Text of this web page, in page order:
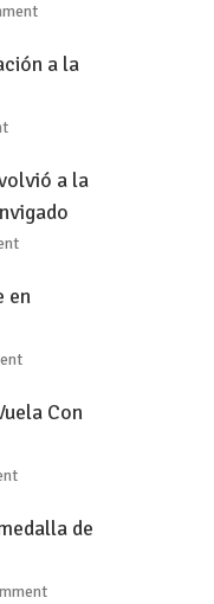
a la
a la
en
Con
de